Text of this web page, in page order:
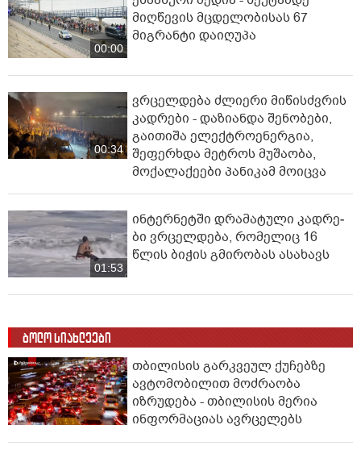
00:00
მიღწევის მცდელობისას 67
მიგრანტი დაიღუპა
00:34
ვრცელდება ძლიერი მიწისძვრის
კადრები - დაზიანდა შენობები,
გაითიშა ელექტროენერგია,
შეფერხდა მეტროს მუშაობა,
მოქალაქეები პანიკამ მოიცვა
01:53
ინ­ტერ­ნეტ­ში დრა­მა­ტუ­ლი კად­რე­
ბი ვრცელდება, რომელიც 16
წლის ბიჭის გმირობას ასახავს
ბოლო სიახლეები
თბილისის გარკვეულ ქუჩებზე
ავტომობილით მოძრაობა
იზრუდება - თბილისის მერია
ინფორმაციას ავრცელებს